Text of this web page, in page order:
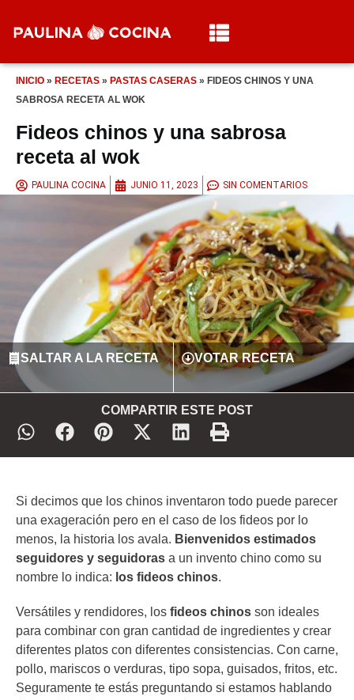
INICIO » RECETAS » PASTAS CASERAS » FIDEOS CHINOS Y UNA
SABROSA RECETA AL WOK
Fideos chinos y una sabrosa
receta al wok
PAULINA COCINA JUNIO 11, 2023 SIN COMENTARIOS
SALTAR A LA RECETA VOTAR RECETA
COMPARTIR ESTE POST
Si decimos que los chinos inventaron todo puede parecer
una exageración pero en el caso de los fideos por lo
menos, la historia los avala. Bienvenidos estimados
seguidores y seguidoras a un invento chino como su
nombre lo indica: los fideos chinos.
Versátiles y rendidores, los fideos chinos son ideales
para combinar con gran cantidad de ingredientes y crear
diferentes platos con diferentes consistencias. Con carne,
pollo, mariscos o verduras, tipo sopa, guisados, fritos, etc.
Seguramente te estás preguntando si estamos hablando